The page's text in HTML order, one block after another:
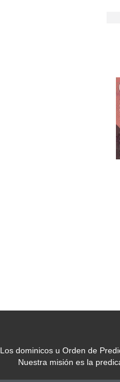
Los dominicos u Orden de
Nuestra misión es la